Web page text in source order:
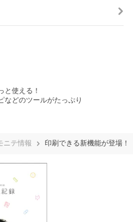
と使える！
などのツールがたっぷり
ニテ情報 印刷できる新機能が登場